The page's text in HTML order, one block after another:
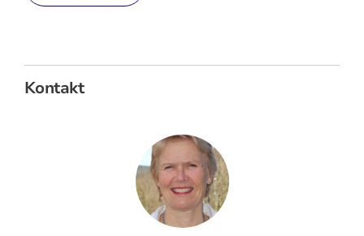
Kontakt